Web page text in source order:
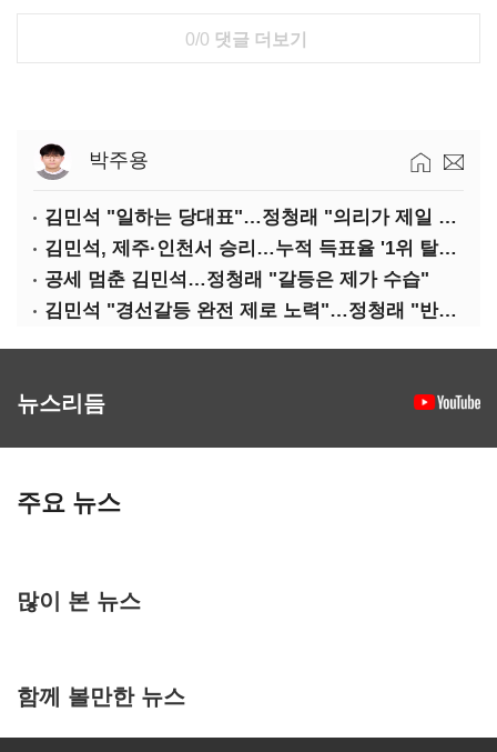
0/0 댓글 더보기
박주용
김민석 "일하는 당대표"…정청래 "의리가 제일 중요"
김민석, 제주·인천서 승리…누적 득표율 '1위 탈환'(종합)
공세 멈춘 김민석…정청래 "갈등은 제가 수습"
김민석 "경선갈등 완전 제로 노력"…정청래 "반명 공세 사과부터"
뉴스리듬
주요 뉴스
많이 본 뉴스
함께 볼만한 뉴스